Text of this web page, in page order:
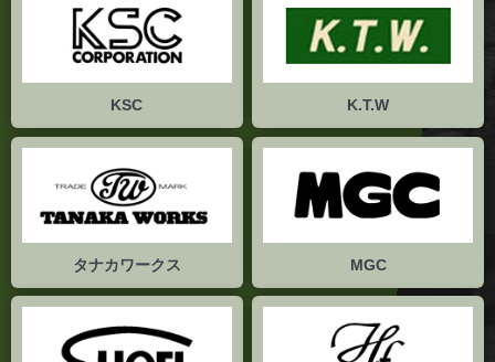
KSC K.T.W
タナカワークス MGC